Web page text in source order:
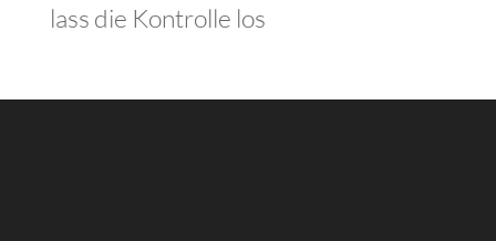
lass die Kontrolle los